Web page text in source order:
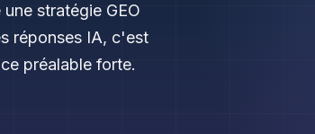
stratégie GEO
réponses IA, c'est
préalable forte.